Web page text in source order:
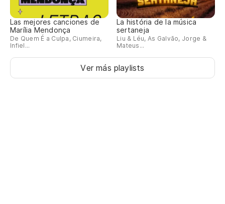
Las mejores canciones de
Marília Mendonça
De Quem É a Culpa, Ciumeira,
Infiel...
La história de la música
sertaneja
Liu & Léu, As Galvão, Jorge &
Mateus...
Ver más playlists